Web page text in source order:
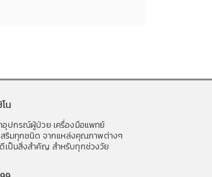
น
อุปกรณ์ผู้ป่วย เครื่องมือแพทย์
สริมทุกชนิด จากแหล่งคุณภาพต่างๆ
เป็นสิ่งสำคัญ สำหรับทุกช่วงวัย